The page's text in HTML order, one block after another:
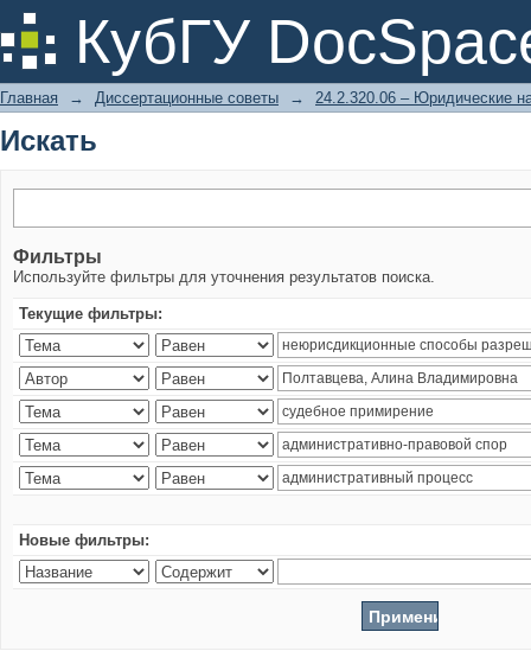
КубГУ
Искать
Главная → Диссертационные советы → 24.2.320.06 – Юридические
Искать
Фильтры
Используйте фильтры для уточнения результатов поиска.
Текущие фильтры:
Новые фильтры: